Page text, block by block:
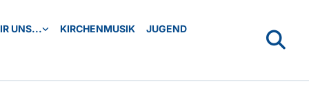
UNS... KIRCHENMUSIK JUGEND